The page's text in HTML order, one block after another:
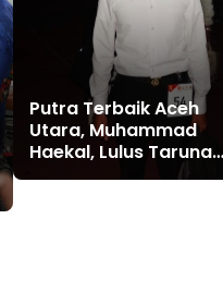
Putra Terbaik Aceh
Utara, Muhammad
Haekal, Lulus Taruna
Akmil 2026